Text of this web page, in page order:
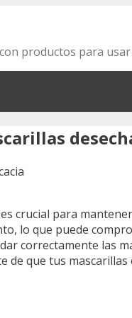
productos para usar
crucial para
lo que puede
correctamente las
de que tus